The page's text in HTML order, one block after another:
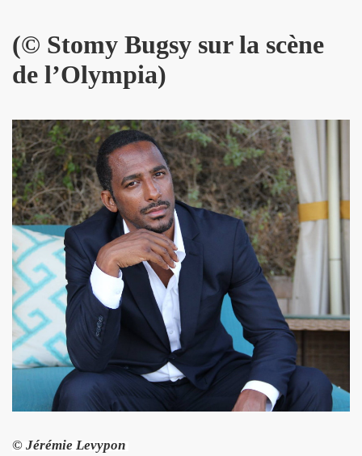
(© Stomy Bugsy sur la scène
de l’Olympia)
© Jérémie Levypon
de LA FEMME : chronique de l'album CD.
de DICK RIVERS : au CASINO DE PARIS 2011, à
au BATACLAN (Paris) : compte rendu.
L'OBJECTIF DE PIERRE ET GILLES — Photos et
dit DANIEL DARC, le 14 mars 2013 a PARIS.
(mars 2013).
le magazine papier "GONZAI" numero 1 (janvier
CHAMFORT et ses invitees le 30 janvier 2013 au
le 11 decembre 2012 a l'OLYMPIA (Paris) : compte
CHENNEVIERE and Friends le 8 novembre 2012 a
“First Comes The Night”) le 12 octobre 2012 au GRAND
REX et JEAN-PIERRE MADER a Villeneuve (oct.